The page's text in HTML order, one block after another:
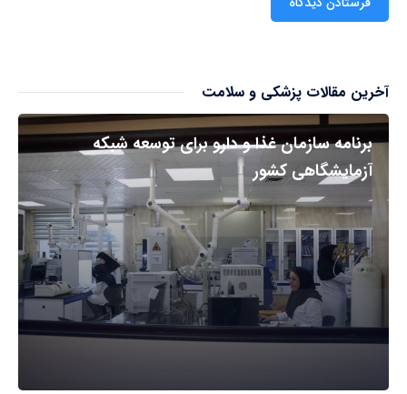
آخرین مقالات پزشکی و سلامت
برنامه سازمان غذا و دارو برای توسعه شبکه
آزمایشگاهی کشور